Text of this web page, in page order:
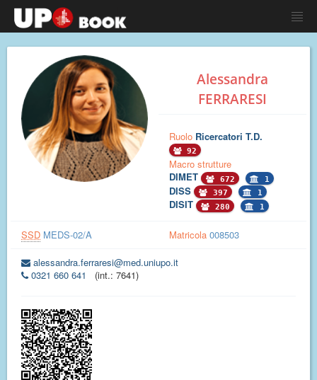
Alessandra
FERRARESI
Ruolo Ricercatori T.D.
92
Macro strutture
DIMET
672 1
DISS 397 1
DISIT 280 1
SSD MEDS-02/A Matricola 008503
alessandra.ferraresi@med.uniupo.it
0321 660 641
(int.: 7641)